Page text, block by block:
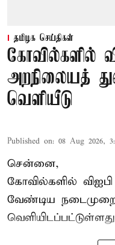
தமிழக செய்திகள்
கோவில்களில்
அறநிலையத்
வெளியீடு
Published on: 08 Aug 2026,
சென்னை,
கோவில்களில்
வேண்டிய